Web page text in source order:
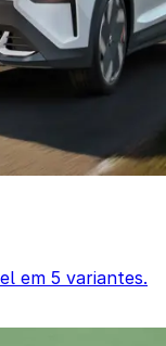
em 5 variantes.